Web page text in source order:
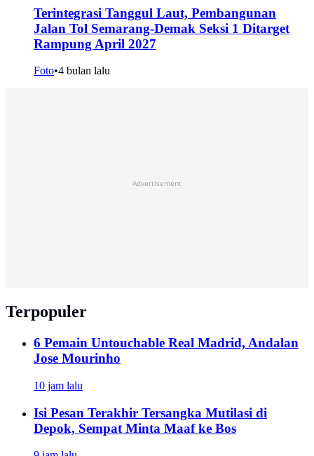
Terintegrasi Tanggul Laut, Pembangunan
Jalan Tol Semarang-Demak Seksi 1 Ditarget
Rampung April 2027
Foto•4 bulan lalu
Advertisement
Terpopuler
6 Pemain Untouchable Real Madrid, Andalan
Jose Mourinho
10 jam lalu
Isi Pesan Terakhir Tersangka Mutilasi di
Depok, Sempat Minta Maaf ke Bos